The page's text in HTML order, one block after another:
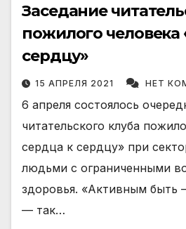
Заседание
пожилого человека
сердцу»
15 АПРЕЛЯ 2021 НЕТ
6 апреля состоялось
читательского клуба
сердца к сердцу» при
людьми с ограниченными
здоровья. «Активным быть
— так…